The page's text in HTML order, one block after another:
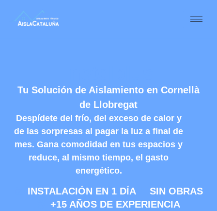
Tu Solución de Aislamiento en Cornellà
de Llobregat
Despídete del frío, del exceso de calor y
de las sorpresas al pagar la luz a final de
mes. Gana comodidad en tus espacios y
reduce, al mismo tiempo, el gasto
energético.
INSTALACIÓN EN 1 DÍA
SIN OBRAS
+15 AÑOS DE EXPERIENCIA